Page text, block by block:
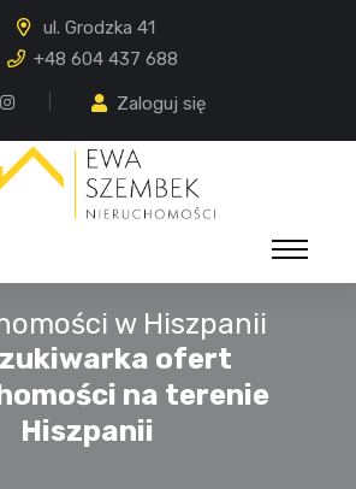
ul. Grodzka 41
+48 604 437 688
Zaloguj się
w Hiszpanii
ofert
na terenie
Hiszpanii